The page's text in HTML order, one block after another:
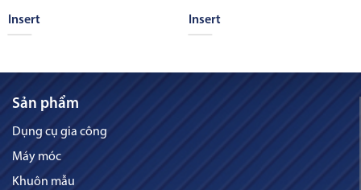
Insert Insert
Sản phẩm
Dụng cụ gia công
Máy móc
Khuôn mẫu